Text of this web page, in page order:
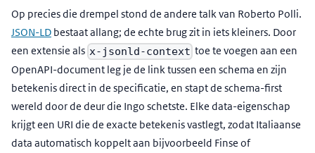
Op precies die drempel stond de andere talk van Roberto Polli.
JSON-LD bestaat allang; de echte brug zit in iets kleiners. Door
een extensie als x-jsonld-context toe te voegen aan een
OpenAPI-document leg je de link tussen een schema en zijn
betekenis direct in de specificatie, en stapt de schema-first
wereld door de deur die Ingo schetste. Elke data-eigenschap
krijgt een URI die de exacte betekenis vastlegt, zodat Italiaanse
data automatisch koppelt aan bijvoorbeeld Finse of